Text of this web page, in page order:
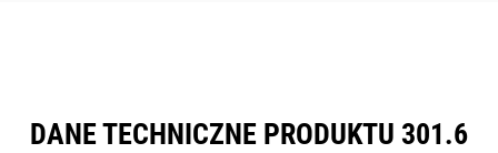
DANE TECHNICZNE PRODUKTU 301.6